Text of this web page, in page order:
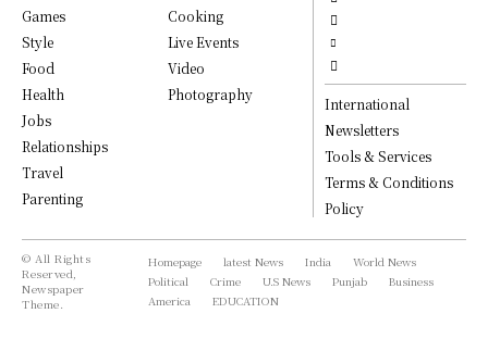
Games
Style
Food
Health
Jobs
Relationships
Travel
Parenting
Cooking
Live Events
Video
Photography
International
Newsletters
Tools & Services
Terms & Conditions
Policy
© All Rights
Reserved,
Newspaper
Theme.
Homepage latest News India
World News
Political
Crime U.S News Punjab
Business
America
EDUCATION